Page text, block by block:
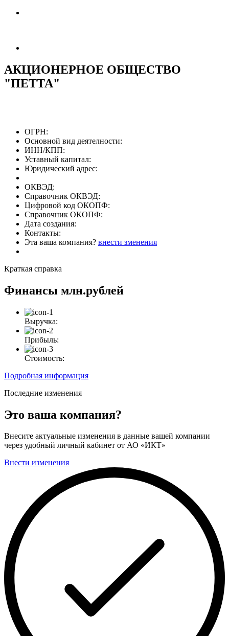
АКЦИОНЕРНОЕ ОБЩЕСТВО
"ПЕТТА"
ОГРН:
Основной вид деятелности:
ИНН/КПП:
Уставный капитал:
Юридический адрес:
ОКВЭД:
Справочник ОКВЭД:
Цифровой код ОКОПФ:
Справочник ОКОПФ:
Дата создания:
Контакты:
Эта ваша компания? внести зменения
Краткая справка
Финансы млн.рублей
Выручка:
Прибыль:
Стоимость:
Подробная информация
Последние изменения
Это ваша компания?
Внесите актуальные изменения в данные вашей компании
через удобный личный кабинет от АО «ИКТ»
Внести изменения